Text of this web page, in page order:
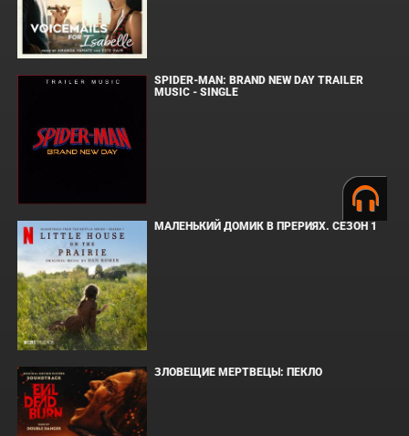
SPIDER-MAN: BRAND NEW DAY TRAILER
MUSIC - SINGLE
МАЛЕНЬКИЙ ДОМИК В ПРЕРИЯХ. СЕЗОН 1
ЗЛОВЕЩИЕ МЕРТВЕЦЫ: ПЕКЛО